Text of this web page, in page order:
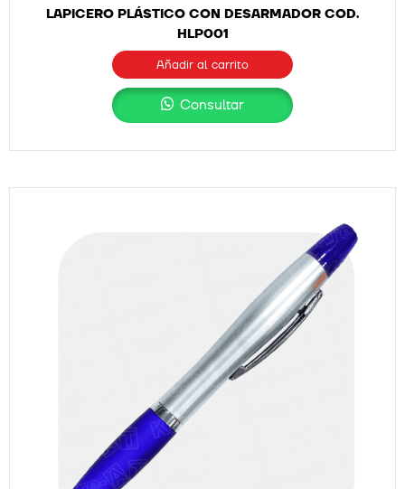
LAPICERO PLÁSTICO CON DESARMADOR COD.
HLP001
Añadir al carrito
Consultar